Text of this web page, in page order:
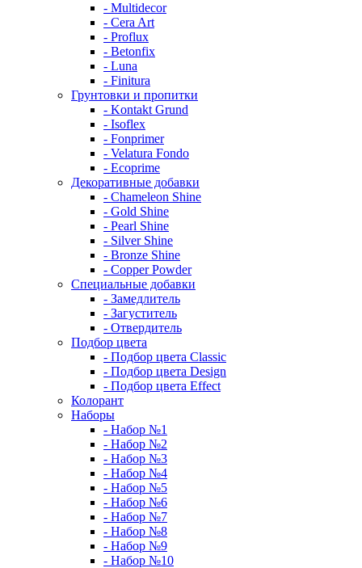
- Multidecor
- Cera Art
- Proflux
- Betonfix
- Luna
- Finitura
Грунтовки и пропитки
- Kontakt Grund
- Isoflex
- Fonprimer
- Velatura Fondo
- Ecoprime
Декоративные добавки
- Chameleon Shine
- Gold Shine
- Pearl Shine
- Silver Shine
- Bronze Shine
- Copper Powder
Специальные добавки
- Замедлитель
- Загуститель
- Отвердитель
Подбор цвета
- Подбор цвета Classic
- Подбор цвета Design
- Подбор цвета Effect
Колорант
Наборы
- Набор №1
- Набор №2
- Набор №3
- Набор №4
- Набор №5
- Набор №6
- Набор №7
- Набор №8
- Набор №9
- Набор №10